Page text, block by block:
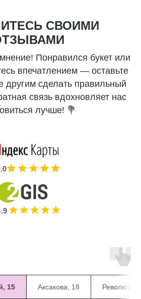
СВОИМИ
Понравился букет или
впечатлением — оставьте
другим сделать правильный
связь вдохновляет нас
лучше! 💐
15 Аксакова, 18